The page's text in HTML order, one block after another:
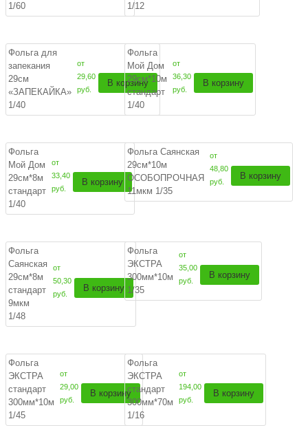
1/60
1/12
Фольга для
запекания
29см
«ЗАПЕКАЙКА»
1/40
от
29,60
руб.
В корзину
Фольга
Мой Дом
29см*10м
стандарт
1/40
от
36,30
руб.
В корзину
Фольга
Мой Дом
29см*8м
стандарт
1/40
от
33,40
руб.
В корзину
Фольга Саянская
29см*10м
ОСОБОПРОЧНАЯ
11мкм 1/35
от
48,80
руб.
В корзину
Фольга
Саянская
29см*8м
стандарт
9мкм
1/48
от
50,30
руб.
В корзину
Фольга
ЭКСТРА
300мм*10м
1/35
от
35,00
руб.
В корзину
Фольга
ЭКСТРА
стандарт
300мм*10м
1/45
от
29,00
руб.
В корзину
Фольга
ЭКСТРА
стандарт
300мм*70м
1/16
от
194,00
руб.
В корзину